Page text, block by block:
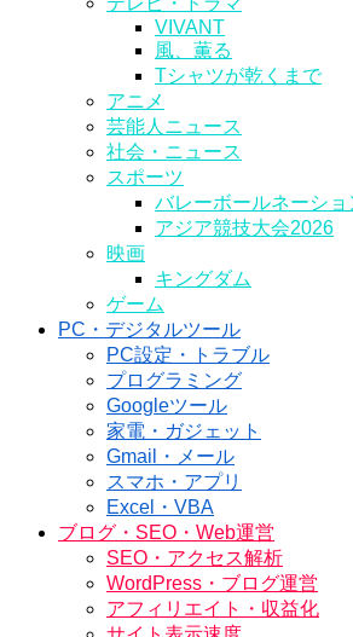
VIVANT
風、薫る
Tシャツが乾くまで
アニメ
芸能人ニュース
社会・ニュース
スポーツ
バレーボールネーシ
アジア競技大会2026
映画
キングダム
ゲーム
PC・デジタルツール
PC設定・トラブル
プログラミング
Googleツール
家電・ガジェット
Gmail・メール
スマホ・アプリ
Excel・VBA
ブログ・SEO・Web運営
SEO・アクセス解析
WordPress・ブログ運営
アフィリエイト・収益化